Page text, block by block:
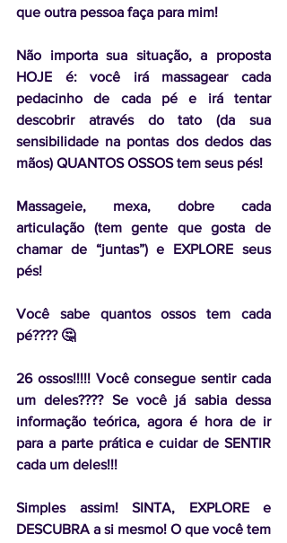
que outra pessoa faça para mim!
Não importa sua situação, a proposta
HOJE é: você irá massagear cada
pedacinho de cada pé e irá tentar
descobrir através do tato (da sua
sensibilidade na pontas dos dedos das
mãos) QUANTOS OSSOS tem seus pés!
Massageie, mexa, dobre cada
articulação (tem gente que gosta de
chamar de “juntas”) e EXPLORE seus
pés!
Você sabe quantos ossos tem cada
pé???? 🤔
26 ossos!!!!! Você consegue sentir cada
um deles???? Se você já sabia dessa
informação teórica, agora é hora de ir
para a parte prática e cuidar de SENTIR
cada um deles!!!
Simples assim! SINTA, EXPLORE e
DESCUBRA a si mesmo! O que você tem